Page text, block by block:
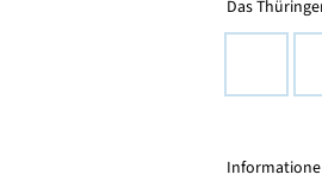
Das